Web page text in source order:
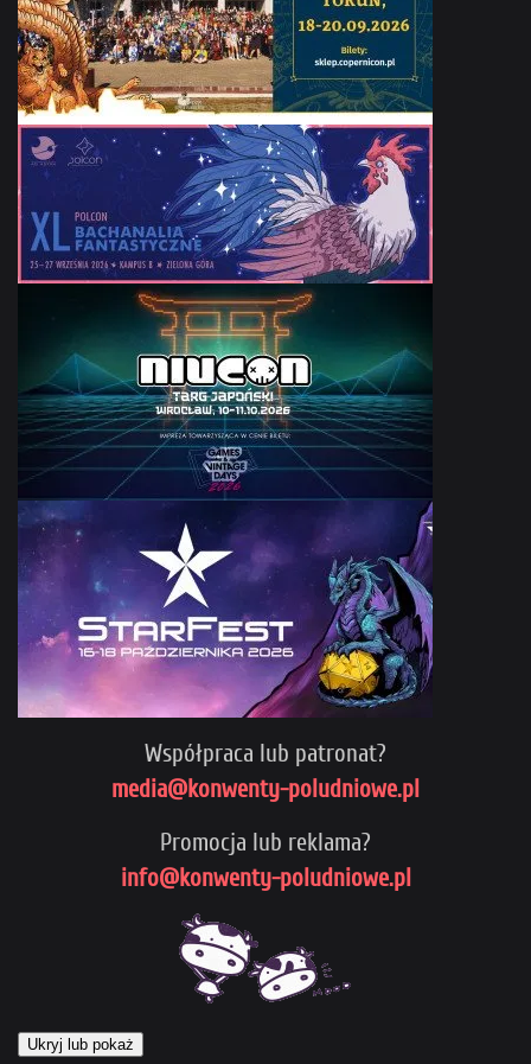
Współpraca lub patronat?
media@konwenty-poludniowe.pl
Promocja lub reklama?
info@konwenty-poludniowe.pl
Ukryj lub pokaż